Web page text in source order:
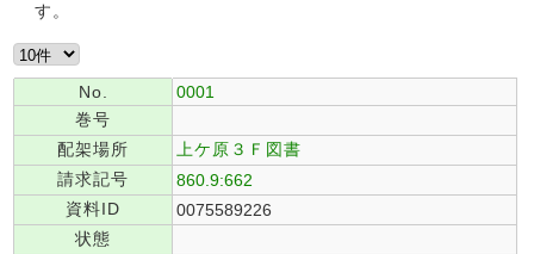
す。
No.
0001
巻号
配架場所
上ケ原３Ｆ図書
請求記号
860.9:662
資料ID
0075589226
状態